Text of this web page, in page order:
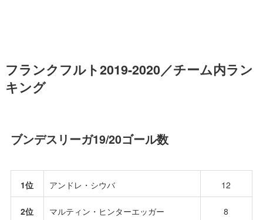
フランクフルト2019-2020／チーム内ラン
キング
ブンデスリーガ19/20ゴール数
1位 アンドレ・シウバ 12
2位 マルティン・ヒンターエッガー 8